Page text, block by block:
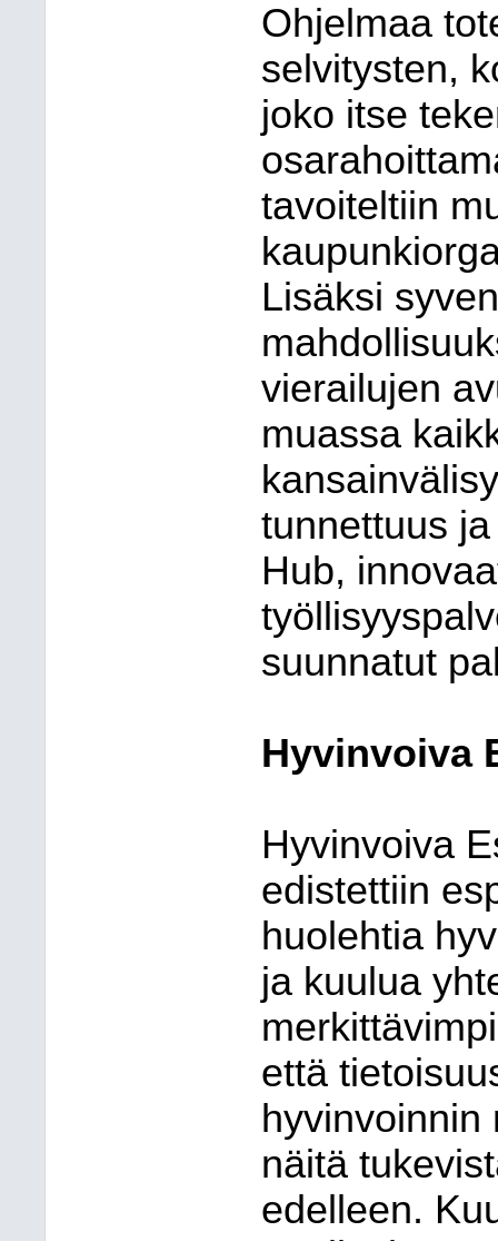
Ohjelmaa
selvitysten,
joko itse
tavoiteltiin
Lisäksi
vierailujen
muassa
tunnettuus
Hub,
suunnatut
Hyvinvoiva
Hyvinvoiva
edistettiin
huolehtia
ja kuulua
että
näitä
edelleen.